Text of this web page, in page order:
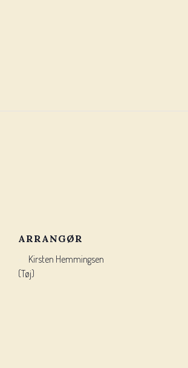
ARRANGØR
Kirsten Hemmingsen
(Tøj)